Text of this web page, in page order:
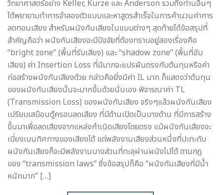
วิทยาศาสตร์อย่าง Keller, Kurze และ Anderson รวมถึงท่านอื่นๆ
ได้พยายามทำการจำลองตัวแบบและหาสูตรสำเร็จในการคำนวนค่าการ
ลดทอนเสียง สำหรับผนังกันเสียงในแบบต่างๆ สุดท้ายได้ข้อสรุปที่
สำคัญคือว่า ผนังกันเสียงจะมีปัจจัยที่ต้องทราบอยู่สองเรื่องคือ
“bright zone” (พื้นที่รับเสียง) และ “shadow zone” (พื้นที่อับ
เสียง) ค่า Insertion Loss ที่มีมากจะแปรผันตรงกับต้นทุนหรือค่า
ก่อสร้างผนังกันเสียงด้วย กล่าวคือยิ่งมีค่า IL มาก ก็แสดงว่าต้นทุน
ของผนังกันเสียงนั้นจะมากขึ้นด้วยนั่นเอง พิจารณาค่า TL
(Transmission Loss) ของผนังกันเสียง จริงๆแล้วผนังกันเสียง
เปรียบเสมือนตู้ครอบลดเสียง ที่มีด้านเปิดเป็นบางด้าน ที่มีการสร้าง
ขึ้นมาเพื่อลดเสียงจากแหล่งกำเนิดเสียงโดยตรง แม้ผนังกันเสียงจะ
เบี่ยงเบนทิศทางของเสียงได้ แต่พลังงานเสียงส่วนหนึ่งที่ปะทะกับ
ผนังกันเสียงก็จะมีพลังงานบางส่วนที่ทะลุผ่านผนังไปได้ ตามกฎ
ของ “transmission laws” ซึ่งข้อสรุปก็คือ “ผนังกันเสียงที่มีน้ำ
หนักมาก” […]